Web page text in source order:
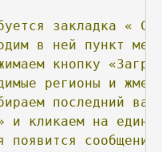
закладка «
в ней пункт
кнопку
регионы и жмем
последний
и кликаем на
появится сообщение